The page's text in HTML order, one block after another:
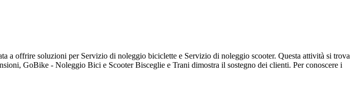
a offrire soluzioni per Servizio di noleggio biciclette e Servizio di noleggio scooter. Questa attività si trova
GoBike - Noleggio Bici e Scooter Bisceglie e Trani dimostra il sostegno dei clienti. Per conoscere i